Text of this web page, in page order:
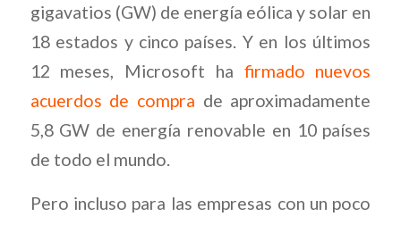
gigavatios (GW) de energía eólica y solar en
18 estados y cinco países. Y en los últimos
12 meses, Microsoft ha firmado nuevos
acuerdos de compra de aproximadamente
5,8 GW de energía renovable en 10 países
de todo el mundo.
Pero incluso para las empresas con un poco